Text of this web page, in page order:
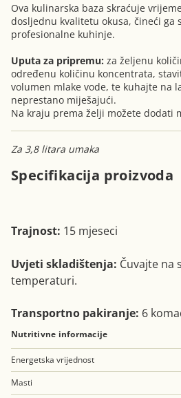
Ova kulinarska baza skraćuje
dosljednu kvalitetu okusa, čineći ga
profesionalne kuhinje.
Uputa za pripremu: za željenu
određenu količinu koncentrata,
volumen mlake vode, te kuhajte na
neprestano miješajući.
Na kraju prema želji možete dodati
Za 3,8 litara umaka
Specifikacija proizvoda
Trajnost: 15 mjeseci
Uvjeti skladištenja: Čuvajte na
temperaturi.
Transportno pakiranje: 6
Nutritivne informacije
Energetska vrijednost
Masti